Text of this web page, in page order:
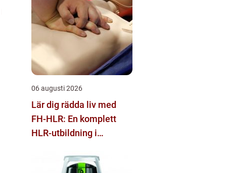
06 augusti 2026
Lär dig rädda liv med
FH-HLR: En komplett
HLR-utbildning i